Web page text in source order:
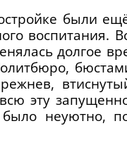
были
воспитания.
долгое
эту
неуютно,